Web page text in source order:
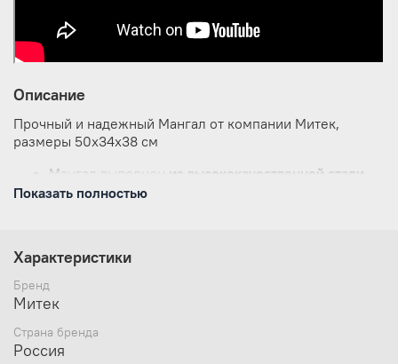
Описание
Прочный и надежный Мангал от компании Митек,
размеры 50х34х38 см
Мангал выполнен из высококачественной стали
толщиной 3 мм, стойкой к повреждениям и
Размеры внутренней части - 46х20х18,5 см;
Состоит из 5 частей: 2 ножки, 2 боковые стенки,
Отверстия под шампуров и поступления воздуха;
Легкая сборка.
Показать полностью
Характеристики
Бренд
Митек
Страна бренда
Россия